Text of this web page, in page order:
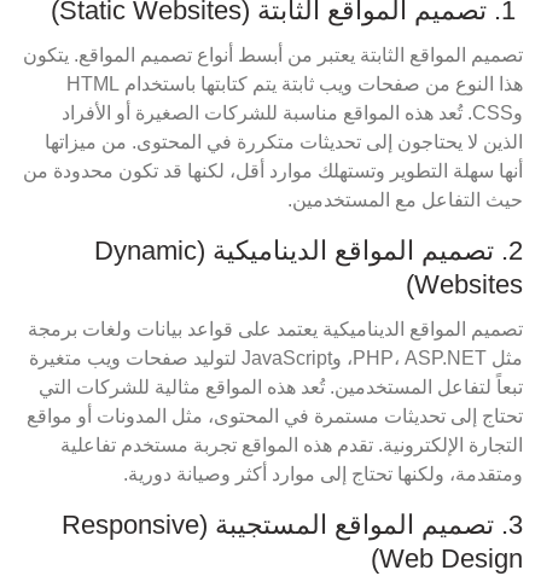
تصميم المواقع الثابتة يعتبر من أبسط أنواع تصميم المواقع. يتكون
هذا النوع من صفحات ويب ثابتة يتم كتابتها باستخدام HTML
وCSS. تُعد هذه المواقع مناسبة للشركات الصغيرة أو الأفراد
الذين لا يحتاجون إلى تحديثات متكررة في المحتوى. من ميزاتها
أنها سهلة التطوير وتستهلك موارد أقل، لكنها قد تكون محدودة من
حيث التفاعل مع المستخدمين.
2. تصميم المواقع الديناميكية (Dynamic
Websites)
تصميم المواقع الديناميكية يعتمد على قواعد بيانات ولغات برمجة
مثل PHP، ASP.NET، وJavaScript لتوليد صفحات ويب متغيرة
تبعاً لتفاعل المستخدمين. تُعد هذه المواقع مثالية للشركات التي
تحتاج إلى تحديثات مستمرة في المحتوى، مثل المدونات أو مواقع
التجارة الإلكترونية. تقدم هذه المواقع تجربة مستخدم تفاعلية
ومتقدمة، ولكنها تحتاج إلى موارد أكثر وصيانة دورية.
3. تصميم المواقع المستجيبة (Responsive
Web Design)